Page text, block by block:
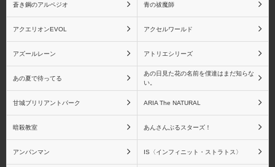
煉獄杏寿郎 宇髄天元
蒼き鋼のアルペジオ 青の祓魔師
アクエリオンEVOL アクセルワールド
アズールレーン アトリエシリーズ
あの夏で待ってる
あの日見た花の名前を僕達はまだ知らな
い。
甘城ブリリアントパーク ARIA The NATURAL
暗殺教室 あんさんぶるスターズ！
アンパンマン IS〈インフィニット・ストラトス〉